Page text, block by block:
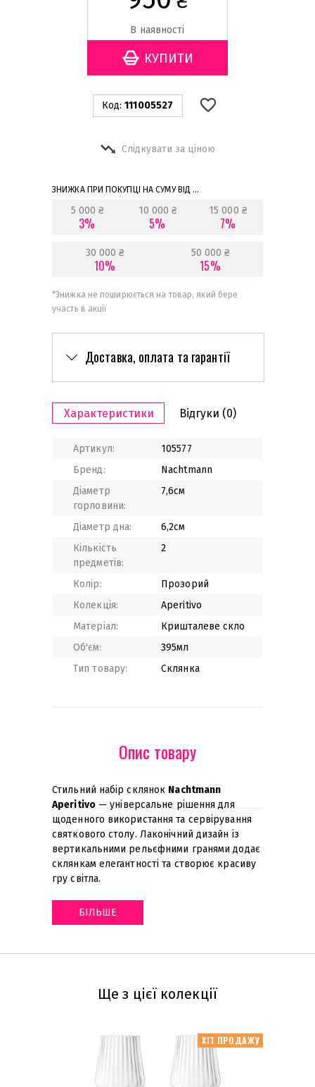
В наявності
Код: 111005527
Слідкувати за ціною
ЗНИЖКА ПРИ ПОКУПЦІ НА СУМУ ВІД ...
5 000 ₴
3%
10 000 ₴
5%
15 000 ₴
7%
30 000 ₴
10%
50 000 ₴
15%
*Знижка не поширюється на товар, який бере
участь в акції
Доставка, оплата та гарантії
Характеристики Відгуки (0)
Артикул:
105577
Бренд:
Nachtmann
Діаметр
горловини:
7,6см
Діаметр дна:
6,2см
Кількість
предметів:
2
Колір:
Прозорий
Колекція:
Aperitivo
Матеріал:
Кришталеве скло
Об'єм:
395мл
Тип товару:
Склянка
Опис товару
Стильний набір склянок Nachtmann
Aperitivo— універсальне рішення для
щоденного використання та сервірування
святкового столу. Лаконічний дизайн із
вертикальними рельєфними гранями додає
склянкам елегантності та створює красиву
гру світла.
БІЛЬШЕ
Ще з цієї колекції
ХІТ ПРОДАЖУ